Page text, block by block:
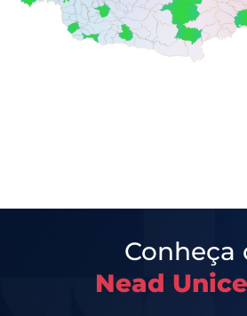
Conheça
Nead